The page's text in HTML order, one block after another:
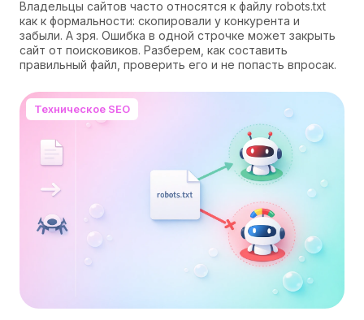
Владельцы сайтов часто относятся к файлу robots.txt
как к формальности: скопировали у конкурента и
забыли. А зря. Ошибка в одной строчке может закрыть
сайт от поисковиков. Разберем, как составить
правильный файл, проверить его и не попасть впросак.
Техническое SEO